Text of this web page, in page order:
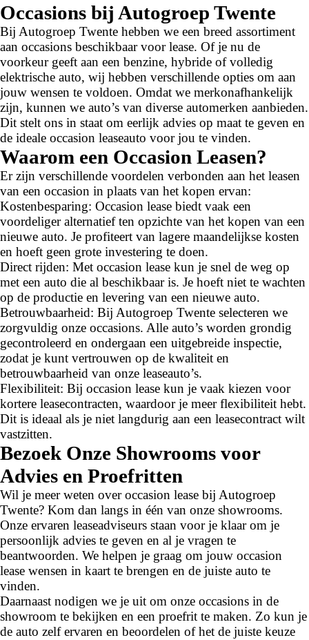
Occasions bij Autogroep Twente
Bij Autogroep Twente hebben we een breed assortiment
aan occasions beschikbaar voor lease. Of je nu de
voorkeur geeft aan een benzine, hybride of volledig
elektrische auto, wij hebben verschillende opties om aan
jouw wensen te voldoen. Omdat we merkonafhankelijk
zijn, kunnen we auto’s van diverse automerken aanbieden.
Dit stelt ons in staat om eerlijk advies op maat te geven en
de ideale occasion leaseauto voor jou te vinden.
Waarom een Occasion Leasen?
Er zijn verschillende voordelen verbonden aan het leasen
van een occasion in plaats van het kopen ervan:
Kostenbesparing: Occasion lease biedt vaak een
voordeliger alternatief ten opzichte van het kopen van een
nieuwe auto. Je profiteert van lagere maandelijkse kosten
en hoeft geen grote investering te doen.
Direct rijden: Met occasion lease kun je snel de weg op
met een auto die al beschikbaar is. Je hoeft niet te wachten
op de productie en levering van een nieuwe auto.
Betrouwbaarheid: Bij Autogroep Twente selecteren we
zorgvuldig onze occasions. Alle auto’s worden grondig
gecontroleerd en ondergaan een uitgebreide inspectie,
zodat je kunt vertrouwen op de kwaliteit en
betrouwbaarheid van onze leaseauto’s.
Flexibiliteit: Bij occasion lease kun je vaak kiezen voor
kortere leasecontracten, waardoor je meer flexibiliteit hebt.
Dit is ideaal als je niet langdurig aan een leasecontract wilt
vastzitten.
Bezoek Onze Showrooms voor
Advies en Proefritten
Wil je meer weten over occasion lease bij Autogroep
Twente? Kom dan langs in één van onze showrooms.
Onze ervaren leaseadviseurs staan voor je klaar om je
persoonlijk advies te geven en al je vragen te
beantwoorden. We helpen je graag om jouw occasion
lease wensen in kaart te brengen en de juiste auto te
vinden.
Daarnaast nodigen we je uit om onze occasions in de
showroom te bekijken en een proefrit te maken. Zo kun je
de auto zelf ervaren en beoordelen of het de juiste keuze